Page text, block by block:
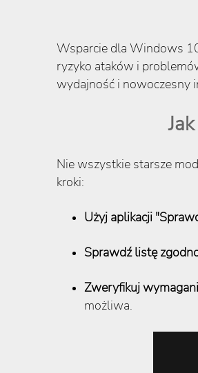
Wsparcie dla Windows
ryzyko ataków i
wydajność i nowoczesny
Nie wszystkie starsze
kroki:
Użyj aplikacji
Sprawdź listę
Zweryfikuj
możliwa.